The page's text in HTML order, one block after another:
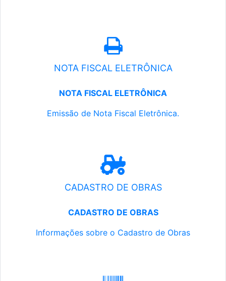
NOTA FISCAL ELETRÔNICA
NOTA FISCAL ELETRÔNICA
Emissão de Nota Fiscal Eletrônica.
CADASTRO DE OBRAS
CADASTRO DE OBRAS
Informações sobre o Cadastro de Obras